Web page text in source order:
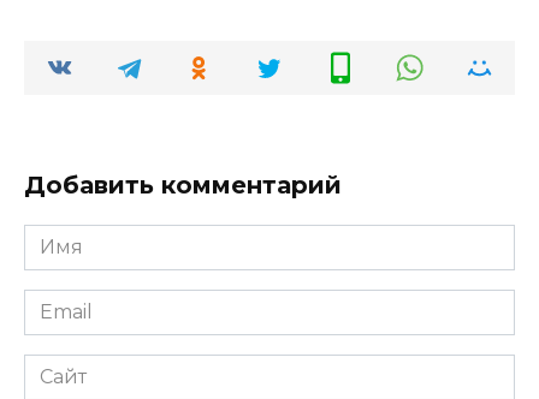
Добавить комментарий
Имя
*
Email
*
Сайт